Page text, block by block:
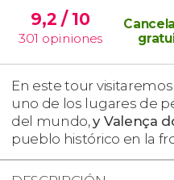
9,2/ 10
301 opiniones
En este tour visitaremos
uno de los lugares de
del mundo,y Valença
pueblo histórico en la